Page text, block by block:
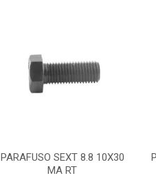
PARAFUSO SEXT 8.8 10X30
MA RT